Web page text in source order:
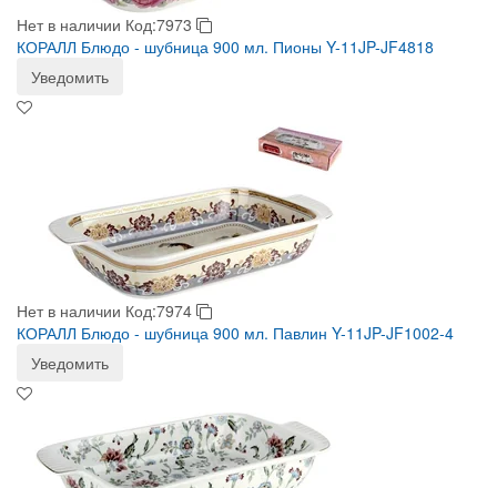
Нет в наличии Код:7973
КОРАЛЛ Блюдо - шубница 900 мл. Пионы Y-11JP-JF4818
Уведомить
Нет в наличии Код:7974
КОРАЛЛ Блюдо - шубница 900 мл. Павлин Y-11JP-JF1002-4
Уведомить